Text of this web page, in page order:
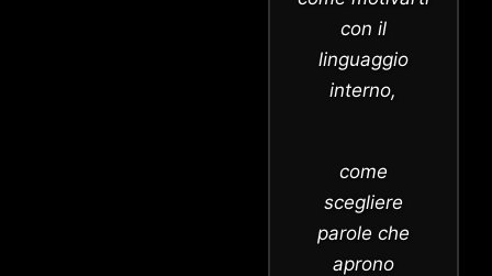
con il
linguaggio
interno,
come
scegliere
parole che
aprono